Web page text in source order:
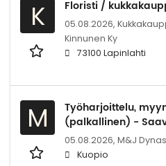
K Floristi /
05.08.2026,
Kinnunen Ky
73100 Lapinlahti
M
Työharjoittelu,
(palkallinen) -
05.08.2026, M&J
Kuopio